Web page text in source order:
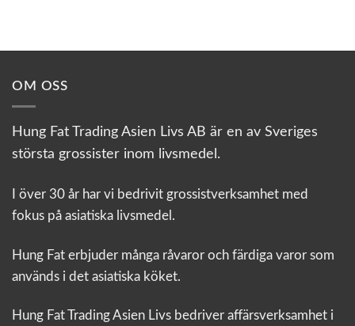
OM OSS
Hung Fat Trading Asien Livs AB är en av Sveriges
största grossister inom livsmedel.
I över 30 år har vi bedrivit grossistverksamhet med
fokus på asiatiska livsmedel.
Hung Fat erbjuder många råvaror och färdiga varor som
används i det asiatiska köket.
Hung Fat Trading Asien Livs bedriver affärsverksamhet i